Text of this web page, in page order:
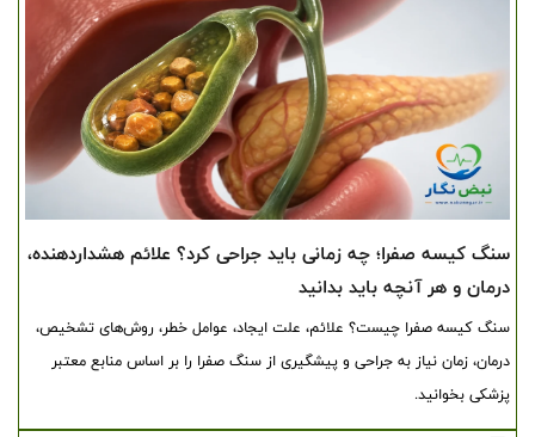
سنگ کیسه صفرا؛ چه زمانی باید جراحی کرد؟ علائم هشداردهنده،
درمان و هر آنچه باید بدانید
سنگ کیسه صفرا چیست؟ علائم، علت ایجاد، عوامل خطر، روش‌های تشخیص،
درمان، زمان نیاز به جراحی و پیشگیری از سنگ صفرا را بر اساس منابع معتبر
پزشکی بخوانید.